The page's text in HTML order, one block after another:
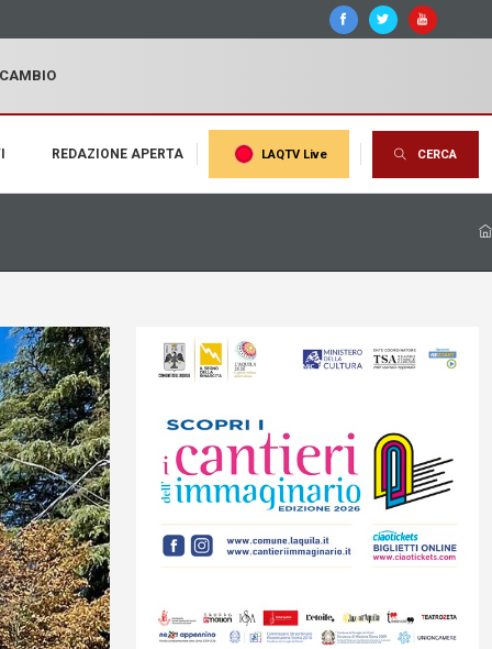
REDAZIONE APERTA LAQTV Live CERCA